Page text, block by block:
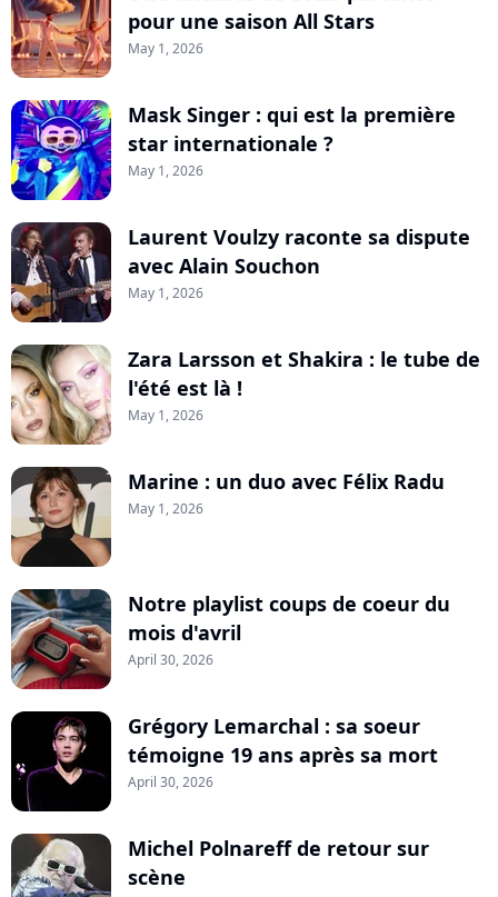
pour une saison All Stars
May 1, 2026
Mask Singer : qui est la première
star internationale ?
May 1, 2026
Laurent Voulzy raconte sa dispute
avec Alain Souchon
May 1, 2026
Zara Larsson et Shakira : le tube de
l'été est là !
May 1, 2026
Marine : un duo avec Félix Radu
May 1, 2026
Notre playlist coups de coeur du
mois d'avril
April 30, 2026
Grégory Lemarchal : sa soeur
témoigne 19 ans après sa mort
April 30, 2026
Michel Polnareff de retour sur
scène